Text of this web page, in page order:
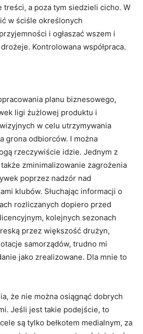
treści, a poza tym siedzieli cicho. W
w ściśle określonych
i ogłaszać wszem i
Kontrolowana współpraca.
planu biznesowego,
ligi żużlowej produktu i
w celu utrzymywania
grona odbiorców. I można
rzeczywiście idzie. Jednym z
także zminimalizowanie zagrożenia
poprzez nadzór nad
klubów. Słuchając informacji o
rozliczanych dopiero przed
kolejnych sezonach
przez większość drużyn,
samorządów, trudno mi
jako zrealizowane. Dla mnie to
że nie można osiągnąć dobrych
Jeśli jest takie podejście, to
są tylko bełkotem medialnym, za